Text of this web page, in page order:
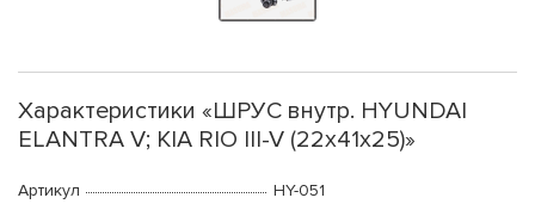
Характеристики «ШРУС внутр. HYUNDAI
ELANTRA V; KIA RIO III-V (22х41х25)»
Артикул
HY-051